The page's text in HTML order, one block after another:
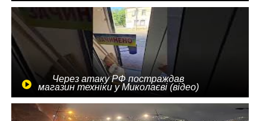
Через атаку РФ постраждав
магазин техніки у Миколаєві (відео)